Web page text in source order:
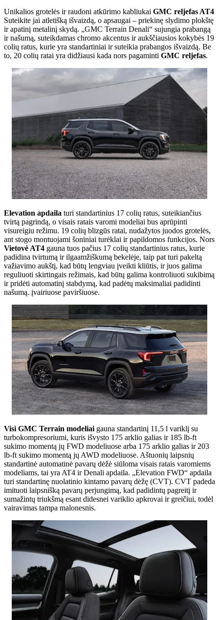
Unikalios grotelės ir raudoni atkūrimo kabliukai GMC reljefas AT4
Suteikite jai atletišką išvaizdą, o apsaugai – priekinę slydimo plokštę
ir apatinį metalinį skydą. „GMC Terrain Denali“ sujungia prabangą
ir našumą, suteikdamas chromo akcentus ir aukščiausios kokybės 19
colių ratus, kurie yra standartiniai ir suteikia prabangos išvaizdą. Be
to, 20 colių ratai yra didžiausi kada nors pagaminti GMC reljefas.
Elevation apdaila turi standartinius 17 colių ratus, suteikiančius
tvirtą pagrindą, o visais ratais varomi modeliai bus aprūpinti
visureigiu režimu. 19 colių blizgūs ratai, nudažytos juodos grotelės,
ant stogo montuojami šoniniai turėklai ir papildomos funkcijos. Nors
Vietovė AT4 gauna tuos pačius 17 colių standartinius ratus, kurie
padidina tvirtumą ir ilgaamžiškumą bekelėje, taip pat turi pakeltą
važiavimo aukštį, kad būtų lengviau įveikti kliūtis, ir juos galima
reguliuoti skirtingais režimais, kad būtų galima kontroliuoti sukibimą
ir pridėti automatinį stabdymą, kad padėtų maksimaliai padidinti
našumą. įvairiuose paviršiuose.
Visi GMC Terrain modeliai gauna standartinį 11,5 l variklį su
turbokompresoriumi, kuris išvysto 175 arklio galias ir 185 lb-ft
sukimo momentą jų FWD modeliuose arba 175 arklio galias ir 203
lb-ft sukimo momentą jų AWD modeliuose. Aštuonių laipsnių
standartinė automatinė pavarų dėžė siūloma visais ratais varomiems
modeliams, tai yra AT4 ir Denali apdaila. „Elevation FWD“ apdaila
turi standartinę nuolatinio kintamo pavarų dėžę (CVT). CVT padeda
imituoti laipsnišką pavarų perjungimą, kad padidintų pagreitį ir
sumažintų triukšmą esant didesnei variklio apkrovai ir greičiui, todėl
vairavimas tampa malonesnis.